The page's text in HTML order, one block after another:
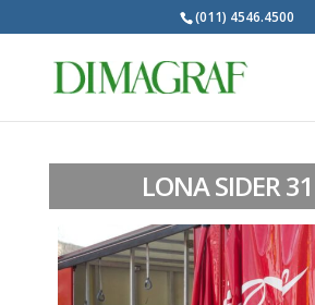
(011) 4546.4500
Products
LONA SIDER